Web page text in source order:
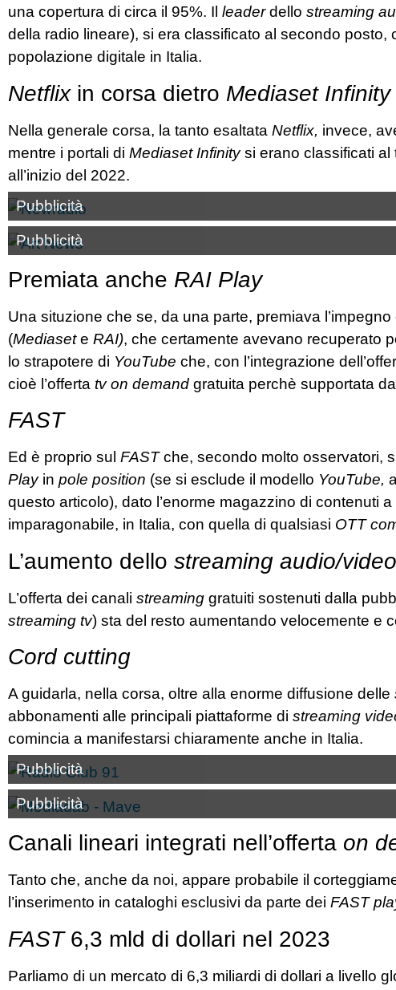
una copertura di circa il 95%. Il leaderdello streaming
della radio lineare), si era classificato al secondo
popolazione digitale in Italia.
Netflixin corsa dietro Mediaset Infinity
Nella generale corsa, la tanto esaltata Netflix, invece,
mentre i portali di Mediaset Infinitysi erano classificati al
all’inizio del 2022.
Pubblicità
Pubblicità
Premiata anche RAI Play
Una situzione che se, da una parte, premiava
(Mediasete RAI), che certamente avevano recuperato
lo strapotere di YouTube che, con l’integrazione
cioè l’offerta tv on demand gratuita perchè supportata
FAST
Ed è proprio sul FASTche, secondo molto osservatori,
Playin pole position (se si esclude il modello YouTube,
questo articolo), dato l’enorme magazzino di contenuti
imparagonabile, in Italia, con quella di qualsiasi OTT
L’aumento dello streaming audio/video
L’offerta dei canali streaming gratuiti sostenuti dalla
streaming tv) sta del resto aumentando velocemente e
Cord cutting
A guidarla, nella corsa, oltre alla enorme diffusione delle
abbonamenti alle principali piattaforme di streaming
comincia a manifestarsi chiaramente anche in Italia.
Pubblicità
Pubblicità
Canali lineari integrati nell’offerta on
Tanto che, anche da noi, appare probabile il
l’inserimento in cataloghi esclusivi da parte dei FAST
FAST6,3 mld di dollari nel 2023
Parliamo di un mercato di 6,3 miliardi di dollari a livello